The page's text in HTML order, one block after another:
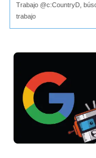
Trabajo @c:CountryD,
trabajo